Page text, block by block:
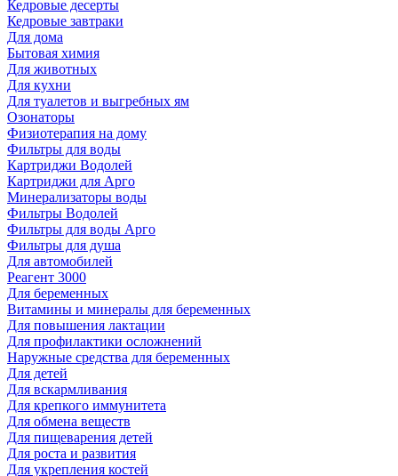
Кедровые десерты
Кедровые завтраки
Для дома
Бытовая химия
Для животных
Для кухни
Для туалетов и выгребных ям
Озонаторы
Физиотерапия на дому
Фильтры для воды
Картриджи Водолей
Картриджи для Арго
Минерализаторы воды
Фильтры Водолей
Фильтры для воды Арго
Фильтры для душа
Для автомобилей
Реагент 3000
Для беременных
Витамины и минералы для беременных
Для повышения лактации
Для профилактики осложнений
Наружные средства для беременных
Для детей
Для вскармливания
Для крепкого иммунитета
Для обмена веществ
Для пищеварения детей
Для роста и развития
Для укрепления костей